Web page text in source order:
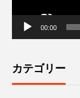
00:00
カテゴリー